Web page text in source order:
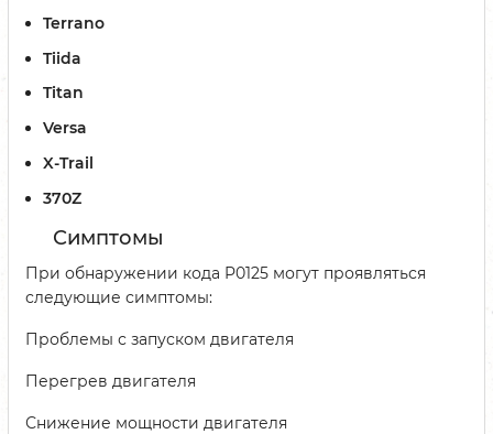
Terrano
Tiida
Titan
Versa
X-Trail
370Z
Симптомы
При обнаружении кода P0125 могут проявляться
следующие симптомы:
Проблемы с запуском двигателя
Перегрев двигателя
Снижение мощности двигателя